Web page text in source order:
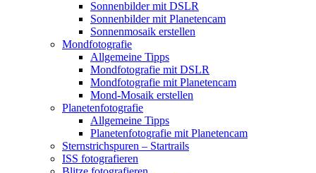
Sonnenbilder mit DSLR
Sonnenbilder mit Planetencam
Sonnenmosaik erstellen
Mondfotografie
Allgemeine Tipps
Mondfotografie mit DSLR
Mondfotografie mit Planetencam
Mond-Mosaik erstellen
Planetenfotografie
Allgemeine Tipps
Planetenfotografie mit Planetencam
Sternstrichspuren – Startrails
ISS fotografieren